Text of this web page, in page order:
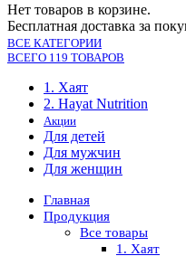
Нет товаров в корзине.
Бесплатная доставка за
ВСЕ КАТЕГОРИИ
ВСЕГО 119 ТОВАРОВ
1. Хаят
2. Hayat Nutrition
Акции
Для детей
Для мужчин
Для женщин
Главная
Продукция
Все товары
1. Хаят